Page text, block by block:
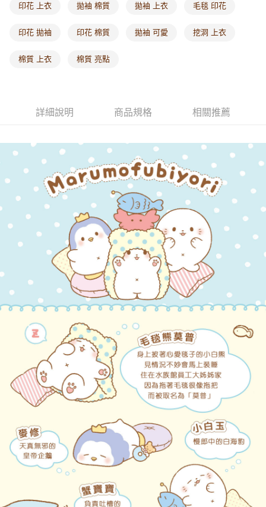
海外配送-歐美地區 查看運費
印花 上衣 拋袖 棉質 拋袖 上衣 毛毯 印花
印花 拋袖 印花 棉質 拋袖 可愛 挖洞 上衣
棉質 上衣 棉質 亮點
詳細說明 商品規格 相關推薦